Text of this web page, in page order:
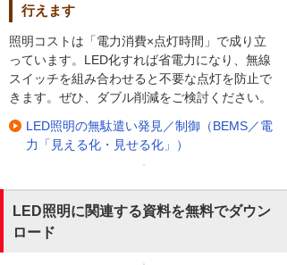
行えます
照明コストは「電力消費×点灯時間」で成り立
っています。LED化すれば省電力になり、無線
スイッチを組み合わせると不要な点灯を防止で
きます。ぜひ、ダブル削減をご検討ください。
LED照明の無駄遣い発見／制御（BEMS／電
力「見える化・見せる化」）
LED照明に関連する資料を無料でダウン
ロード